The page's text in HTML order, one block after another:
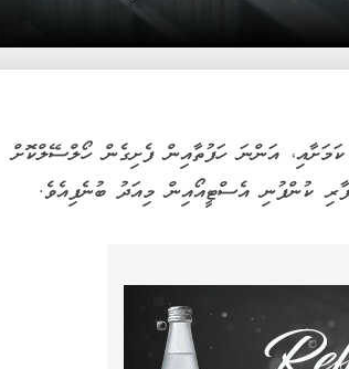
އަންނަ ހަފުތާއިން ފެށިގެން ހޯލްސޭލްކޮށް
ކުންފުނި އެސްޓީއޯއިން މިއަދު ބުނެފިއެވެ.